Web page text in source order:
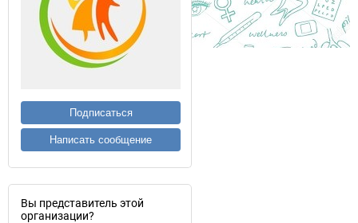
Подписаться
Написать сообщение
Вы представитель этой
организации?